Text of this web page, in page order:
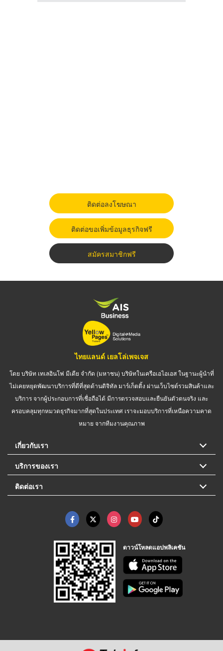
ติดต่อลงโฆษณา
ติดต่อขอเพิ่มข้อมูลธุรกิจฟรี
สมัครสมาชิกฟรี
ไทยแลนด์ เยลโล่เพจเจส
โดย บริษัท เทเลอินโฟ มีเดีย จำกัด (มหาชน) บริษัทในเครือเอไอเอส ในฐานะผู้นำที่
ไม่เคยหยุดพัฒนาบริการที่ดีที่สุดด้านดิจิทัล มาร์เก็ตติ้ง ผ่านเว็บไซต์รวมสินค้าและ
บริการ จากผู้ประกอบการที่เชื่อถือได้ มีการตรวจสอบและยืนยันตัวตนจริง และ
ครอบคลุมทุกหมวดธุรกิจมากที่สุดในประเทศ เราจะมอบบริการที่เหนือความคาด
หมาย จากทีมงานคุณภาพ
เกี่ยวกับเรา
บริการของเรา
ติดต่อเรา
ดาวน์โหลดแอปพลิเคชัน